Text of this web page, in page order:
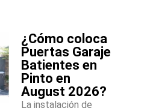
¿Cómo coloca
Puertas Garaje
Batientes en
Pinto en
August 2026?
La instalación de